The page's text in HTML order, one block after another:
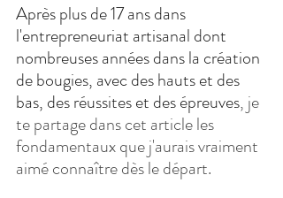
Après plus de 17 ans dans
l'entrepreneuriat artisanal dont
nombreuses années dans la création
de bougies, avec des hauts et des
bas, des réussites et des épreuves, je
te partage dans cet article les
fondamentaux que j'aurais vraiment
aimé connaître dès le départ.